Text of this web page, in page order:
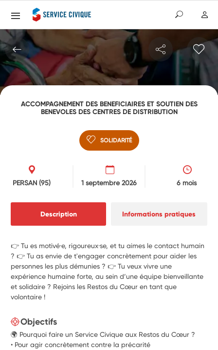
ACCOMPAGNEMENT DES BENEFICIAIRES ET SOUTIEN DES
BENEVOLES DES CENTRES DE DISTRIBUTION
SOLIDARITÉ
PERSAN (95) 1 septembre 2026 6 mois
Description Informations pratiques
👉 Tu es motivé·e, rigoureux·se, et tu aimes le contact humain
? 👉 Tu as envie de t'engager concrètement pour aider les
personnes les plus démunies ? 👉 Tu veux vivre une
expérience humaine forte, au sein d’une équipe bienveillante
et solidaire ? Rejoins les Restos du Cœur en tant que
volontaire !
Objectifs
🌍 Pourquoi faire un Service Civique aux Restos du Cœur ?
• Pour agir concrètement contre la précarité